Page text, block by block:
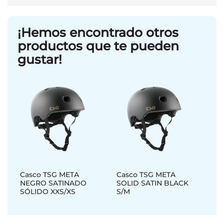
¡Hemos encontrado otros
productos que te pueden
gustar!
Casco TSG META
NEGRO SATINADO
SÓLIDO XXS/XS
Casco TSG META
SOLID SATIN BLACK
S/M